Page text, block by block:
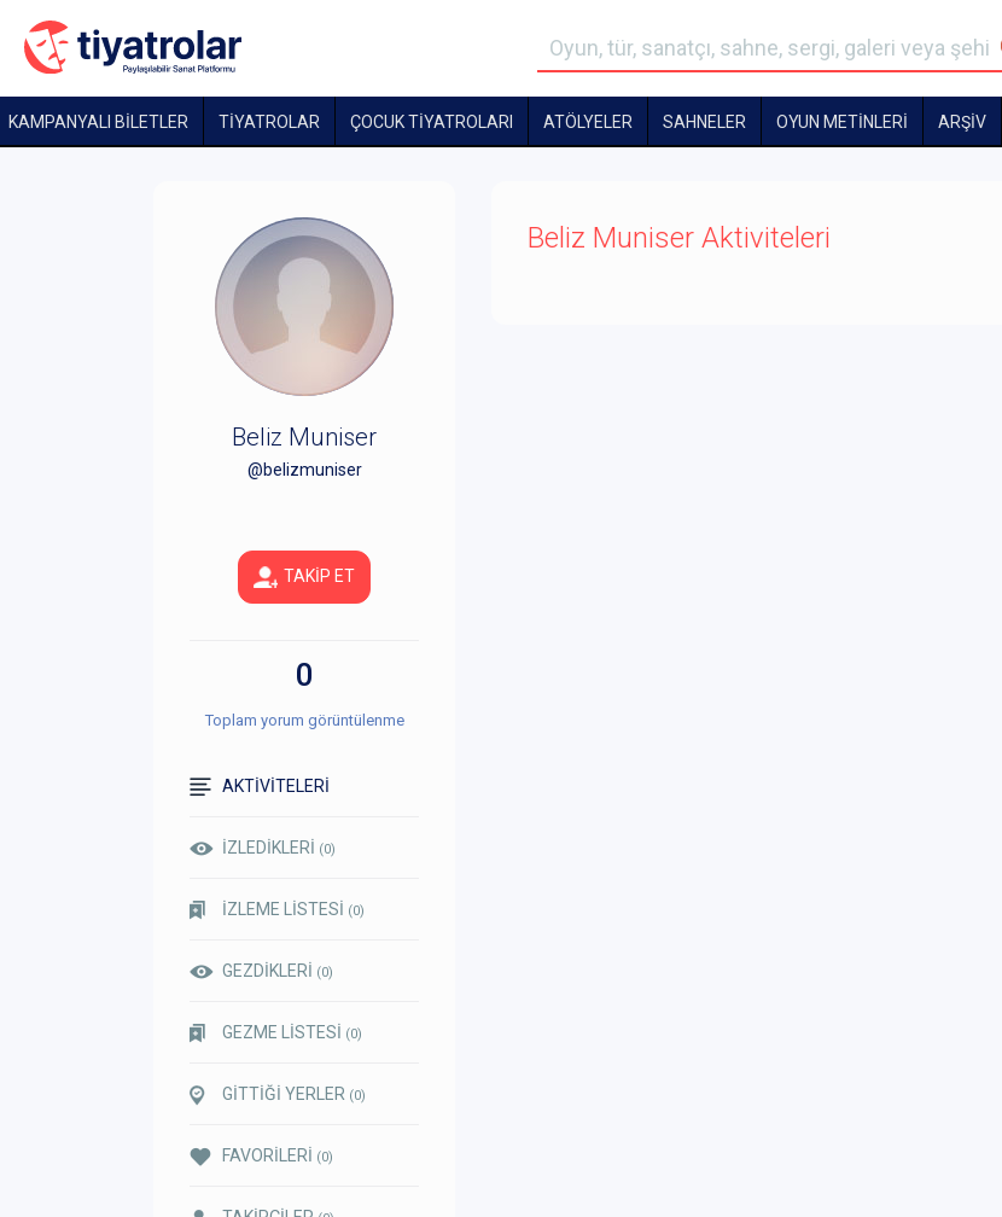
KAMPANYALI BİLETLER TİYATROLAR ÇOCUK TIYATROLARI ATÖLYELER SAHNELER OYUN METİNLERİ ARŞİV
Beliz Muniser
@belizmuniser
TAKİP ET
0
Toplam yorum görüntülenme
AKTİVİTELERİ
İZLEDİKLERİ (0)
İZLEME LİSTESİ (0)
GEZDİKLERİ (0)
GEZME LİSTESİ (0)
GİTTİĞİ YERLER (0)
FAVORİLERİ (0)
Beliz Muniser Aktiviteleri